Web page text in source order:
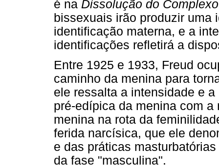
é na Dissolução do
bissexuais irão produzir uma
identificação materna, e a
identificações refletirá a
Entre 1925 e 1933, Freud
caminho da menina para
ele ressalta a intensidade e
pré-edípica da menina com
menina na rota da
ferida narcísica, que ele
e das práticas
da fase "masculina".